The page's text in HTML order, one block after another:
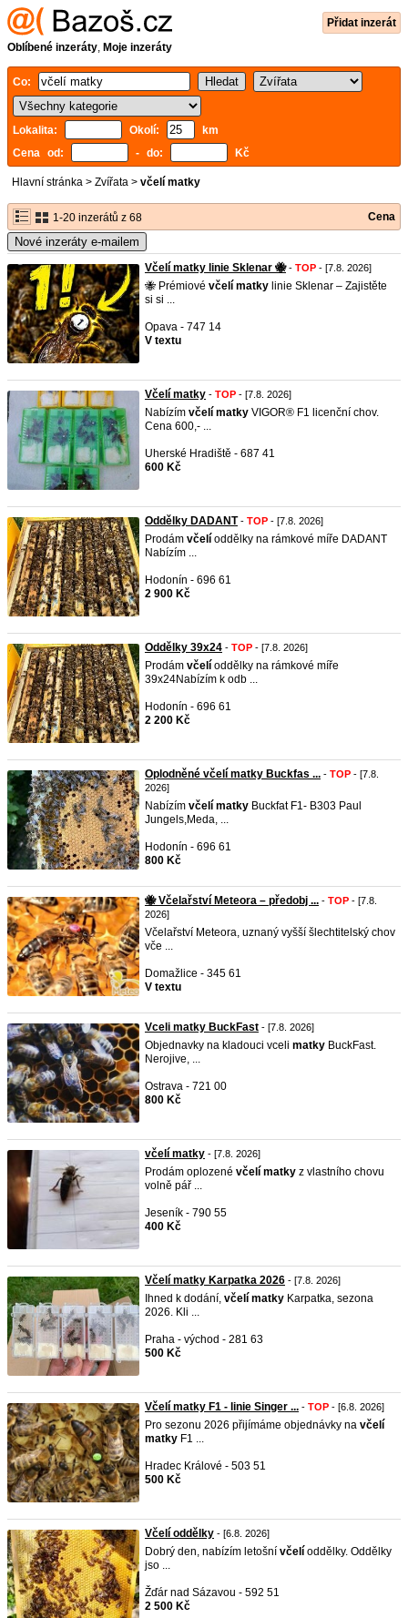
Přidat inzerát
Oblíbené inzeráty, Moje inzeráty
Co:
Lokalita: Okolí:
km
Cena od:
- do: Kč
Hlavní stránka > Zvířata > včelí matky
1-20 inzerátů z 68 Cena
Nové inzeráty e-mailem
Včelí matky linie Sklenar 🐝- TOP - [7.8. 2026]
​🐝 Prémiové včelí matky linie Sklenar – Zajistěte
si si ...
Opava - 747 14
V textu
Včelí matky - TOP - [7.8. 2026]
Nabízím včelí matky VIGOR® F1 licenční chov.
Cena 600,- ...
Uherské Hradiště - 687 41
600 Kč
Oddělky DADANT- TOP - [7.8. 2026]
Prodám včelí oddělky na rámkové míře DADANT
Nabízím ...
Hodonín - 696 61
2 900 Kč
Oddělky 39x24 - TOP - [7.8. 2026]
Prodám včelí oddělky na rámkové míře
39x24Nabízím k odb ...
Hodonín - 696 61
2 200 Kč
Oplodněné včelí matky Buckfas ... - TOP - [7.8.
2026]
Nabízím včelí matky Buckfat F1- B303 Paul
Jungels,Meda, ...
Hodonín - 696 61
800 Kč
🐝 Včelařství Meteora – předobj ... - TOP - [7.8.
2026]
Včelařství Meteora, uznaný vyšší šlechtitelský chov
vče ...
Domažlice - 345 61
V textu
Vceli matky BuckFast - [7.8. 2026]
Objednavky na kladouci vceli matky BuckFast.
Nerojive, ...
Ostrava - 721 00
800 Kč
včelí matky - [7.8. 2026]
Prodám oplozené včelí matky z vlastního chovu
volně pář ...
Jeseník - 790 55
400 Kč
Včelí matky Karpatka 2026 - [7.8. 2026]
Ihned k dodání, včelí matky Karpatka, sezona
2026. Kli ...
Praha - východ - 281 63
500 Kč
Včelí matky F1 - linie Singer ... - TOP - [6.8. 2026]
Pro sezonu 2026 přijímáme objednávky na včelí
matky F1 ...
Hradec Králové - 503 51
500 Kč
Včelí oddělky - [6.8. 2026]
Dobrý den, nabízím letošní včelí oddělky. Oddělky
jso ...
Žďár nad Sázavou - 592 51
2 500 Kč